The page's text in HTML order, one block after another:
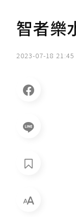
智者樂
2023-07-18 21:45